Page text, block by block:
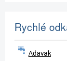
Rychlé
Adavak